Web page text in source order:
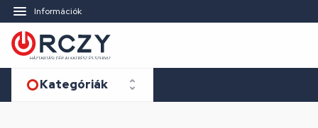
Információk
Kategóriák